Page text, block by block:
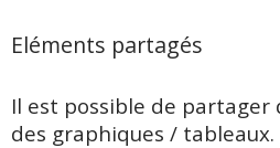
Eléments partagés
Il est possible de
des graphiques / tableaux.